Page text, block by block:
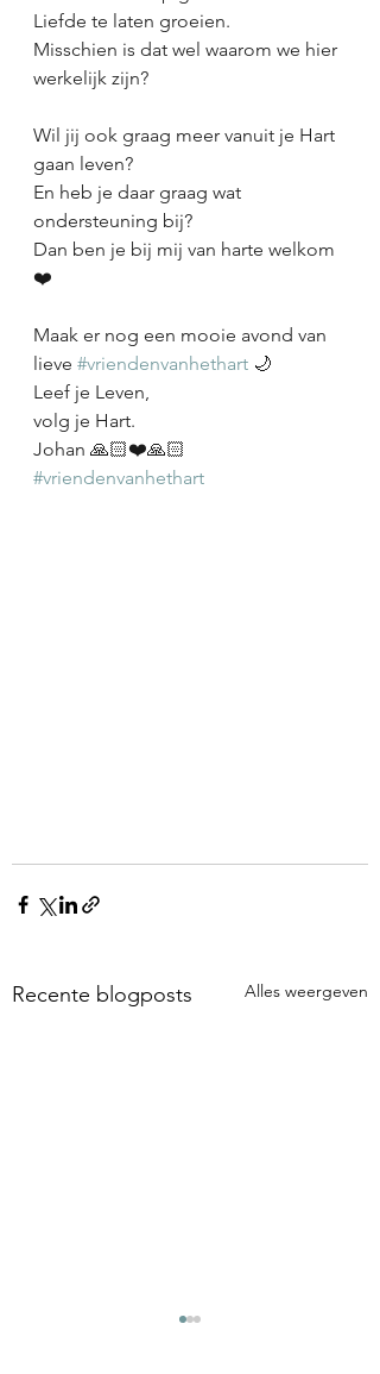
Liefde te laten groeien.
Misschien is dat wel waarom we hier
werkelijk zijn?
Wil jij ook graag meer vanuit je Hart
gaan leven?
En heb je daar graag wat
ondersteuning bij?
Dan ben je bij mij van harte welkom
❤️
Maak er nog een mooie avond van
lieve #vriendenvanhethart 🌙
Leef je Leven,
volg je Hart.
Johan 🙏🏻❤️🙏🏻
#vriendenvanhethart
Recente blogposts Alles weergeven